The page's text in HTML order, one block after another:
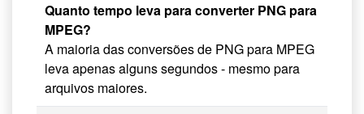
Quanto tempo leva para converter PNG para
MPEG?
A maioria das conversões de PNG para MPEG
leva apenas alguns segundos - mesmo para
arquivos maiores.